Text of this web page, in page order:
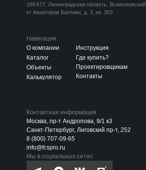
Навигация
О компании
Каталог
Объекты
Калькулятор
Инструкция
Где купить?
Проектировщикам
Контакты
Контактная информация
Москва, пр-т Андропова, 9/1 к3
Санкт-Петербург, Лиговский пр-т, 252
8 (800) 707-09-65
info@fcspro.ru
Мы в социальных сетях:
188 677, Ленинградская область,
кт Авиаторов Балтики, д. 3, кв. 353